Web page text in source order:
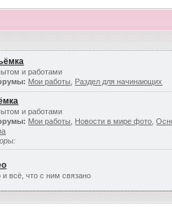
и работами
Мои работы Раздел для начинающих
и работами
Мои работы Новости в мире фото ,
и всё, что с ним связано